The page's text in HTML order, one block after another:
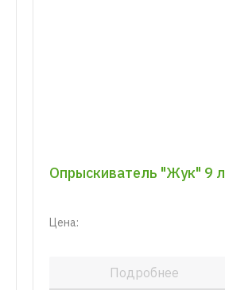
Опрыскиватель "Жук" 9 л
Цена:
Подробнее